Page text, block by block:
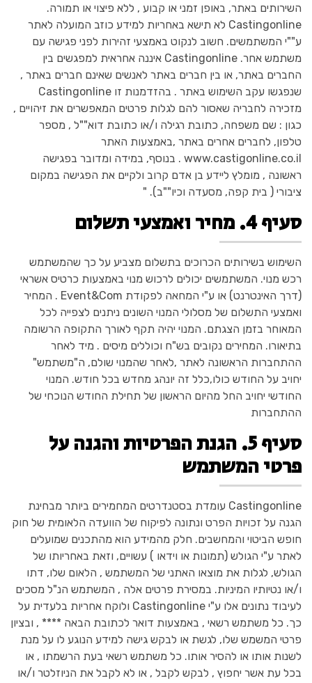
השירותים באתר, באופן זמני או קבוע , ללא פיצוי או תמורה.
Castingonline לא תישא באחריות למידע כוזב המועלה לאתר
ע""י המשתמשים. חשוב לנקוט באמצעי זהירות לפני פגישה עם
משתמש אחר. Castingonline איננה אחראית למפגשים בין
החברים באתר, או בין חברים באתר לאנשים שאינם חברים באתר ,
שנפגשו עקב השימוש באתר . בהזדמנות זו Castingonline
מזכירה לחבריה שאסור להם לגלות פרטים המאפשרים את זיהויים ,
כגון : שם משפחה, כתובת רגילה ו/או כתובת דוא""ל , מספר
טלפון, לחברים אחרים באתר ,באמצעות האתר
www.castigonline.co.il . בנוסף, במידה ומדובר בפגישה
ראשונה , מומלץ ליידע בן אדם קרוב ולקיים את הפגישה במקום
ציבורי ( בית קפה, מסעדה וכיו""ב). "
סעיף 4. מחיר ואמצעי תשלום
השימוש בשירותים הכרוכים בתשלום מצביע על כך שהמשתמש
רכש מנוי. המשתמשים יכולים לרכוש מנוי באמצעות כרטיס אשראי
(דרך האינטרנט) או ע"י המחאה לפקודת Event&Com . המחיר
ואמצעי התשלום של מסלולי המנוי השונים ניתנים לצפייה לכל
המאוחר בזמן הצגתם. המנוי יהיה תקף לאורך התקופה הרשומה
בתיאורו. המחירים נקובים בש"ח וכוללים מיסים . מיד לאחר
ההתחברות הראשונה לאתר ,לאחר שהמנוי שולם, ה"משתמש"
יחויב על החודש כולו,כלל זה יונהג מחדש בכל חודש. המנוי
החודשי יחויב החל מהיום הראשון של תחילת החודש הנוכחי של
ההתחברות
סעיף 5. הגנת הפרטיות והגנה על
פרטי המשתמש
Castingonline עומדת בסטנדרטים המחמירים ביותר מבחינת
הגנה על זכויות הפרט ונתונה לפיקוח של הוועדה הלאומית של חוק
חופש הביטוי והמחשבים. חלק מהמידע הוא מהתכנים שמועלים
לאתר ע"י הגולש (תמונות או וידאו ) עשויים, וזאת באחריותו של
הגולש, לגלות את מוצאו האתני של המשתמש , הלאום שלו, דתו
ו/או נטיותיו המיניות. במסירת פרטים אלה , המשתמש הנ"ל מסכים
לעיבוד נתונים אלו ע"י Castingonline ולוקח אחריות בלעדית על
כך. כל משתמש רשאי , באמצעות דואר לכתובת הבאה **** , ובציון
פרטי המשמש שלו, לגשת או לבקש גישה למידע הנוגע לו על מנת
לשנות אותו או להסיר אותו. כל משתמש רשאי בעת הרשמתו , או
בכל עת אשר יחפוץ , לבקש לקבל , או לא לקבל את הניוזלטר ו/או